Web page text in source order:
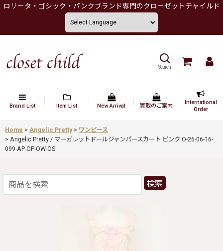
ロリータ・ゴシック・パンクブランド専門のクローゼットチャイルド
Search
Brand List Item List New Arrival 買取のご案内
International
Order
Home > Angelic Pretty > ワンピース
> Angelic Pretty / マーガレットドールジャンパースカート ピンク O-26-06-16-
099-AP-OP-OW-OS
検索